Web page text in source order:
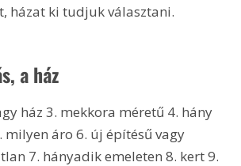
házat ki tudjuk választani.
a ház
ház 3. mekkora méretű 4. hány
milyen áro 6. új építésű vagy
7. hányadik emeleten 8. kert 9.